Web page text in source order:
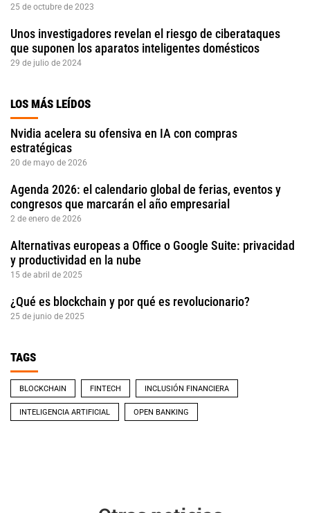
25 de octubre de 2023
Unos investigadores revelan el riesgo de ciberataques
que suponen los aparatos inteligentes domésticos
29 de julio de 2024
LOS MÁS LEÍDOS
Nvidia acelera su ofensiva en IA con compras
estratégicas
20 de mayo de 2026
Agenda 2026: el calendario global de ferias, eventos y
congresos que marcarán el año empresarial
2 de enero de 2026
Alternativas europeas a Office o Google Suite: privacidad
y productividad en la nube
15 de abril de 2025
¿Qué es blockchain y por qué es revolucionario?
25 de junio de 2025
TAGS
BLOCKCHAIN FINTECH INCLUSIÓN FINANCIERA
INTELIGENCIA ARTIFICIAL OPEN BANKING